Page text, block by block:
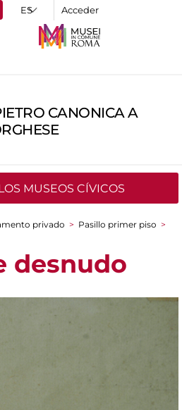
Acceder
CANONICA A
MUSEOS CÍVICOS
privado > Pasillo primer piso >
desnudo